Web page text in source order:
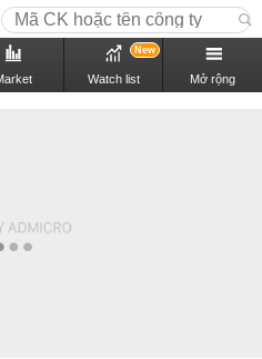
Watch list
New
Mở rộng